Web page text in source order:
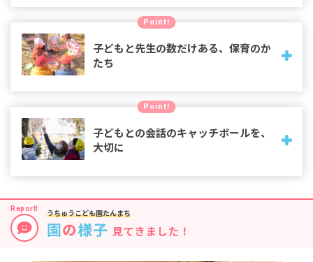
五感でさまざまな刺激を受け、危機察知能力やコミュニケー
ション能力といった「生きる力」を育む子どもたち。その姿
をそばで見守るのが、保育士の使命だと考えています。
Point!
子どもと先生の数だけある、保育のか
たち
「こうしなければならない」という保育方針はありません。
子どもの個性と先生たちのアイデアで化学反応を起こし、子
どもたちが楽しく過ごせるような保育を心がけています。
Point!
子どもとの会話のキャッチボールを、
大切に
っすぐに受け止めて答える。大切な幼少期の言葉やコミュニ
ケーション能力の発達を、先生も全力でサポートします。
うちゅうこども園たんまち
園 の様子 見てきました！